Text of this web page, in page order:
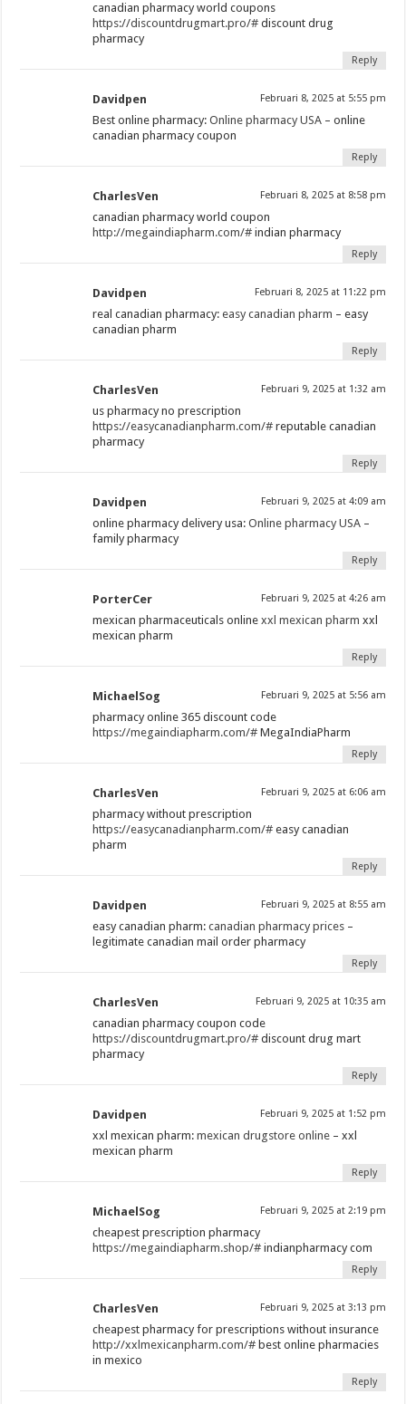
canadian pharmacy world coupons
https://discountdrugmart.pro/# discount drug
pharmacy
Reply
Davidpen Februari 8, 2025 at 5:55 pm
Best online pharmacy:Online pharmacy USA – online
canadian pharmacy coupon
Reply
CharlesVen Februari 8, 2025 at 8:58 pm
canadian pharmacy world coupon
http://megaindiapharm.com/# indian pharmacy
Reply
Davidpen Februari 8, 2025 at 11:22 pm
real canadian pharmacy:easy canadian pharm – easy
canadian pharm
Reply
CharlesVen Februari 9, 2025 at 1:32 am
us pharmacy no prescription
https://easycanadianpharm.com/# reputable canadian
pharmacy
Reply
Davidpen Februari 9, 2025 at 4:09 am
online pharmacy delivery usa:Online pharmacy USA –
family pharmacy
Reply
PorterCer Februari 9, 2025 at 4:26 am
mexican pharmaceuticals onlinexxl mexican pharm xxl
mexican pharm
Reply
MichaelSog Februari 9, 2025 at 5:56 am
pharmacy online 365 discount code
https://megaindiapharm.com/# MegaIndiaPharm
Reply
CharlesVen Februari 9, 2025 at 6:06 am
pharmacy without prescription
https://easycanadianpharm.com/# easy canadian
pharm
Reply
Davidpen Februari 9, 2025 at 8:55 am
easy canadian pharm:canadian pharmacy prices –
legitimate canadian mail order pharmacy
Reply
CharlesVen Februari 9, 2025 at 10:35 am
canadian pharmacy coupon code
https://discountdrugmart.pro/# discount drug mart
pharmacy
Reply
Davidpen Februari 9, 2025 at 1:52 pm
xxl mexican pharm:mexican drugstore online – xxl
mexican pharm
Reply
MichaelSog Februari 9, 2025 at 2:19 pm
cheapest prescription pharmacy
https://megaindiapharm.shop/# indianpharmacy com
Reply
CharlesVen Februari 9, 2025 at 3:13 pm
cheapest pharmacy for prescriptions without insurance
http://xxlmexicanpharm.com/# best online pharmacies
in mexico
Reply